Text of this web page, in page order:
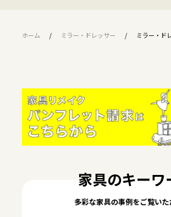
ホーム ミラー・ドレッサー ミラー・ド
家具のキーワ
多彩な家具の事例をご覧い